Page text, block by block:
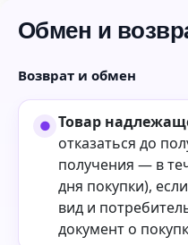
Обмен и
Возврат и обмен
Товар
отказаться до
получения — в
дня покупки),
вид и
документ о